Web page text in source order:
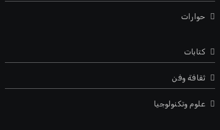
حوارات
كتابات
ثقافة وفن
علوم وتكنولوجيا